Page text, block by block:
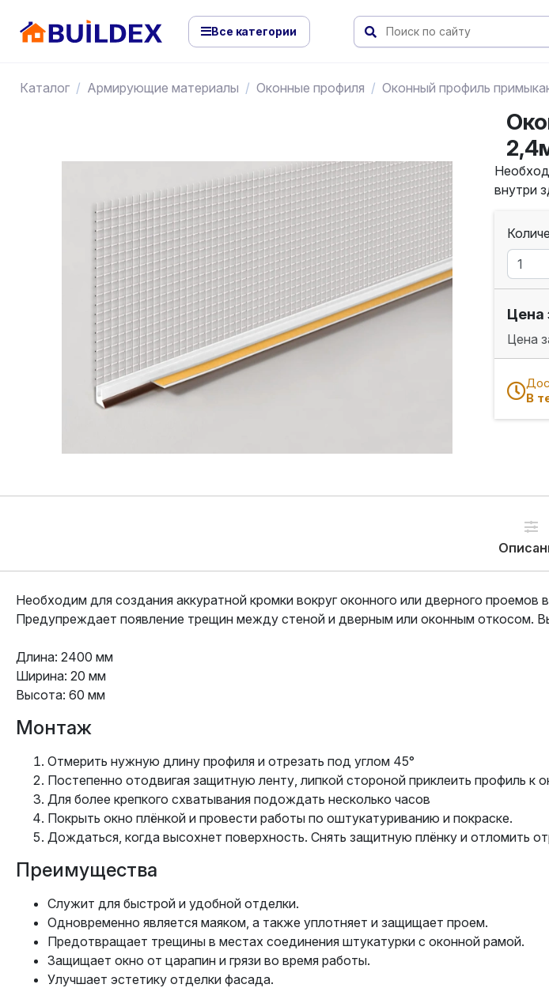
Все категории
Каталог Армирующие материалы Оконные профиля Оконный профиль
внутри
Цена
Цена
В
Необходим для создания аккуратной кромки вокруг оконного или дверного проемов
Предупреждает появление трещин между стеной и дверным или оконным откосом.
Длина: 2400 мм
Ширина: 20 мм
Высота: 60 мм
Монтаж
Отмерить нужную длину профиля и отрезать под углом 45°
Постепенно отодвигая защитную ленту, липкой стороной приклеить профиль
Для более крепкого схватывания подождать несколько часов
Покрыть окно плёнкой и провести работы по оштукатуриванию и покраске.
Дождаться, когда высохнет поверхность. Снять защитную плёнку и отломить
Преимущества
Служит для быстрой и удобной отделки.
Одновременно является маяком, а также уплотняет и защищает проем.
Предотвращает трещины в местах соединения штукатурки с оконной рамой.
Защищает окно от царапин и грязи во время работы.
Улучшает эстетику отделки фасада.